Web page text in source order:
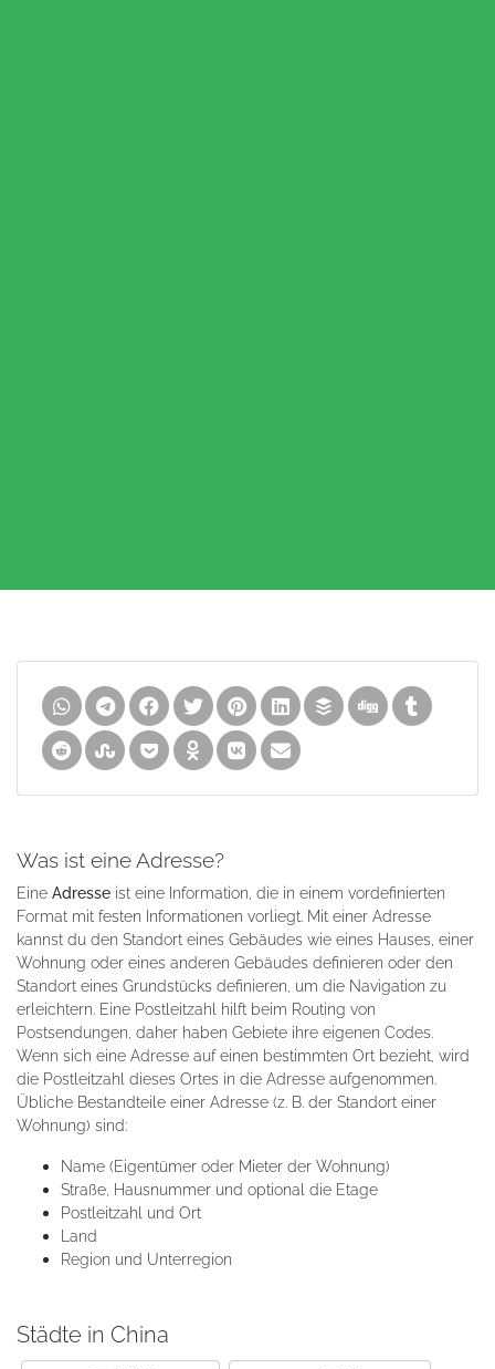
Was ist eine Adresse?
Eine Adresse ist eine Information, die in einem vordefinierten
Format mit festen Informationen vorliegt. Mit einer Adresse
kannst du den Standort eines Gebäudes wie eines Hauses, einer
Wohnung oder eines anderen Gebäudes definieren oder den
Standort eines Grundstücks definieren, um die Navigation zu
erleichtern. Eine Postleitzahl hilft beim Routing von
Postsendungen, daher haben Gebiete ihre eigenen Codes.
Wenn sich eine Adresse auf einen bestimmten Ort bezieht, wird
die Postleitzahl dieses Ortes in die Adresse aufgenommen.
Übliche Bestandteile einer Adresse (z. B. der Standort einer
Wohnung) sind:
Name (Eigentümer oder Mieter der Wohnung)
Straße, Hausnummer und optional die Etage
Postleitzahl und Ort
Land
Region und Unterregion
Städte in China